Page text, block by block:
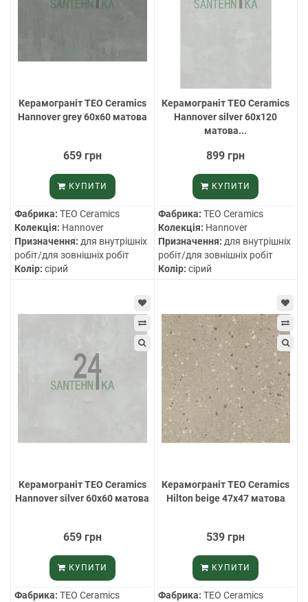
Керамограніт TEO Ceramics
Hannover grey 60х60 матова
659 грн
КУПИТИ
Фабрика: TEO Ceramics
Колекція: Hannover
Призначення: для внутрішніх
робіт/для зовнішніх робіт
Колір: сірий
Керамограніт TEO Ceramics
Hannover silver 60х120
матова...
899 грн
КУПИТИ
Фабрика: TEO Ceramics
Колекція: Hannover
Призначення: для внутрішніх
робіт/для зовнішніх робіт
Колір: сірий
Керамограніт TEO Ceramics
Hannover silver 60х60 матова
659 грн
КУПИТИ
Фабрика: TEO Ceramics
Керамограніт TEO Ceramics
Hilton beige 47х47 матова
539 грн
КУПИТИ
Фабрика: TEO Ceramics